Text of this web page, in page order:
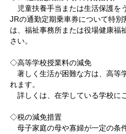
児童扶養手当または生活保護を
JRの通勤定期乗車券について特別
は、福祉事務所または役場健康福
さい。
◇高等学校授業料の減免
著しく生活が困難な方は、高等
れます。
詳しくは、在学している学校に
◇税の減免措置
母子家庭の母や寡婦が一定の条